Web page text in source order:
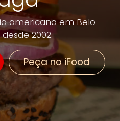
americana em Belo
2002.
Peça no iFood